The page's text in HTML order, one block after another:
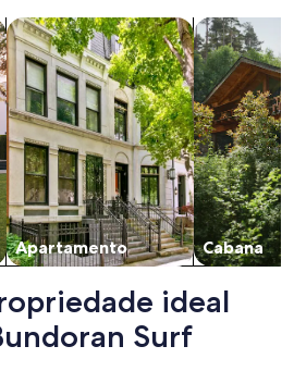
Apartamento
Busque apartamentos
Cabana
buscar
ideal
Surf